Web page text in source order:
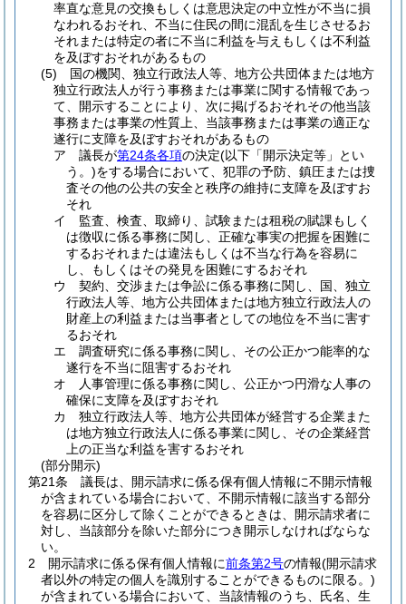
率直な意見の交換もしくは意思決定の中立性が不当に損
なわれるおそれ、不当に住民の間に混乱を生じさせるお
それまたは特定の者に不当に利益を与えもしくは不利益
を及ぼすおそれがあるもの
(5)
国の機関、独立行政法人等、地方公共団体または地方
独立行政法人が行う事務または事業に関する情報であっ
て、開示することにより、次に掲げるおそれその他当該
事務または事業の性質上、当該事務または事業の適正な
遂行に支障を及ぼすおそれがあるもの
ア
議長が第24条各項の決定(以下「開示決定等」とい
う。)をする場合において、犯罪の予防、鎮圧または捜
査その他の公共の安全と秩序の維持に支障を及ぼすお
それ
イ
監査、検査、取締り、試験または租税の賦課もしく
は徴収に係る事務に関し、正確な事実の把握を困難に
するおそれまたは違法もしくは不当な行為を容易に
し、もしくはその発見を困難にするおそれ
ウ
契約、交渉または争訟に係る事務に関し、国、独立
行政法人等、地方公共団体または地方独立行政法人の
財産上の利益または当事者としての地位を不当に害す
るおそれ
エ
調査研究に係る事務に関し、その公正かつ能率的な
遂行を不当に阻害するおそれ
オ
人事管理に係る事務に関し、公正かつ円滑な人事の
確保に支障を及ぼすおそれ
カ
独立行政法人等、地方公共団体が経営する企業また
は地方独立行政法人に係る事業に関し、その企業経営
上の正当な利益を害するおそれ
(部分開示)
第21条
議長は、開示請求に係る保有個人情報に不開示情報
が含まれている場合において、不開示情報に該当する部分
を容易に区分して除くことができるときは、開示請求者に
対し、当該部分を除いた部分につき開示しなければならな
い。
2
開示請求に係る保有個人情報に前条第2号の情報(開示請求
者以外の特定の個人を識別することができるものに限る。)
が含まれている場合において、当該情報のうち、氏名、生